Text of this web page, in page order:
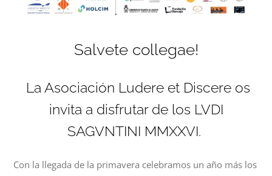
Salvete collegae!
La Asociación Ludere et Discere os
invita a disfrutar de los LVDI
SAGVNTINI MMXXVI.
Con la llegada de la primavera celebramos un año más los